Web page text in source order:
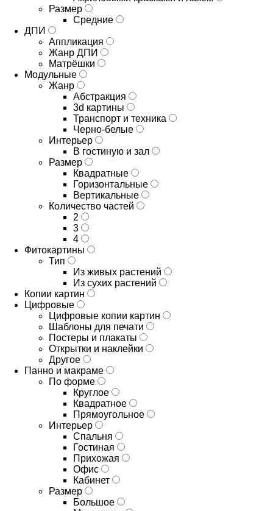
Размер
Средние
ДПИ
Аппликация
Жанр ДПИ
Матрёшки
Модульные
Жанр
Абстракция
3d картины
Транспорт и техника
Черно-белые
Интерьер
В гостиную и зал
Размер
Квадратные
Горизонтальные
Вертикальные
Количество частей
2
3
4
Фитокартины
Тип
Из живых растений
Из сухих растений
Копии картин
Цифровые
Цифровые копии картин
Шаблоны для печати
Постеры и плакаты
Открытки и наклейки
Другое
Панно и макраме
По форме
Круглое
Квадратное
Прямоугольное
Интерьер
Спальня
Гостиная
Прихожая
Офис
Кабинет
Размер
Большое